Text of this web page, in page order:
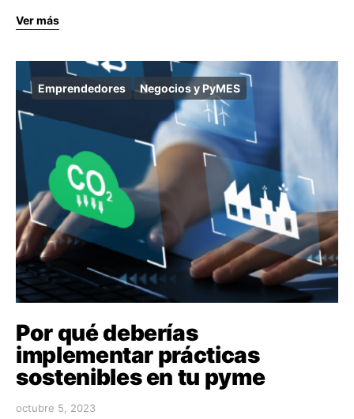
Ver más
Emprendedores Negocios y PyMES
Por qué deberías
implementar prácticas
sostenibles en tu pyme
octubre 5, 2023